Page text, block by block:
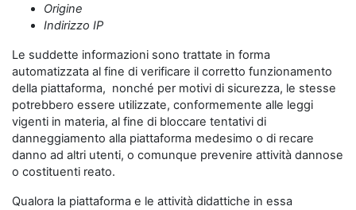
Origine
Indirizzo IP
Le suddette informazioni sono trattate in forma
automatizzata al fine di verificare il corretto funzionamento
della piattaforma, nonché per motivi di sicurezza, le stesse
potrebbero essere utilizzate, conformemente alle leggi
vigenti in materia, al fine di bloccare tentativi di
danneggiamento alla piattaforma medesimo o di recare
danno ad altri utenti, o comunque prevenire attività dannose
o costituenti reato.
Qualora la piattaforma e le attività didattiche in essa